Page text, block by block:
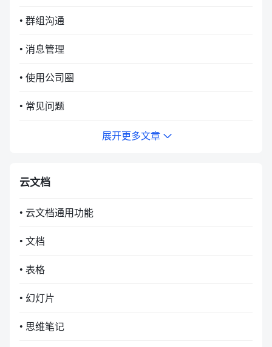
• 群组沟通
• 消息管理
• 使用公司圈
• 常见问题
展开更多文章
云文档
• 云文档通用功能
• 文档
• 表格
• 幻灯片
• 思维笔记